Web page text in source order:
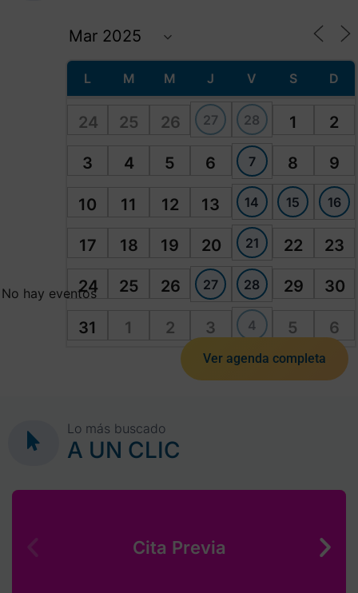
L M M J V S D
24 25 26 27 28 1 2
3 4 5 6 7 8 9
10 11 12 13 14 15 16
17 18 19 20 21 22 23
24 25 26 27 28 29 30
31 1 2 3 4 5 6
No hay eventos
Ver agenda completa
Lo más buscado
A UN CLIC
Cita Previa